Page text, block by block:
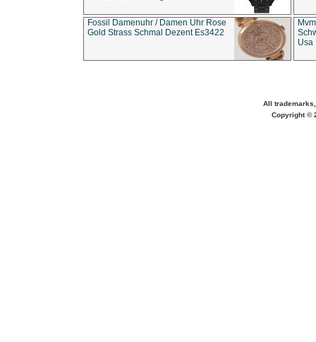
Fossil Damenuhr / Damen Uhr Rose
Gold Strass Schmal Dezent Es3422
Usa
All
Copyright ©